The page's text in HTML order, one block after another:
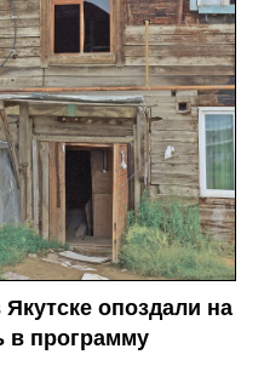
опоздали на
в программу